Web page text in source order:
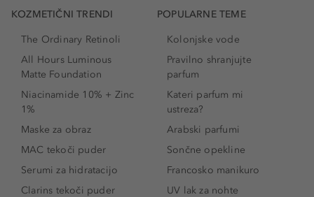
KOZMETIČNI TRENDI
The Ordinary Retinoli
All Hours Luminous
Matte Foundation
Niacinamide 10% + Zinc
1%
Maske za obraz
MAC tekoči puder
Serumi za hidratacijo
Clarins tekoči puder
POPULARNE TEME
Kolonjske vode
Pravilno shranjujte
parfum
Kateri parfum mi
ustreza?
Arabski parfumi
Sončne opekline
Francosko manikuro
UV lak za nohte